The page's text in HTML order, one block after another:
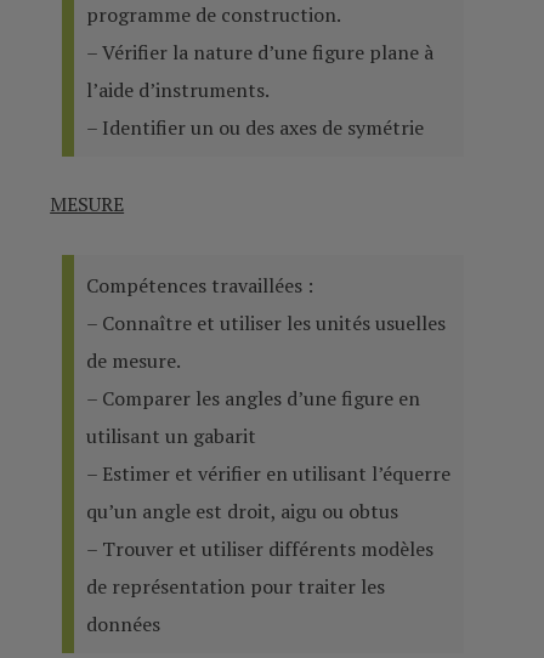
programme de construction.
– Vérifier la nature d’une figure plane à
l’aide d’instruments.
– Identifier un ou des axes de symétrie
MESURE
Compétences travaillées :
– Connaître et utiliser les unités usuelles
de mesure.
– Comparer les angles d’une figure en
utilisant un gabarit
– Estimer et vérifier en utilisant l’équerre
qu’un angle est droit, aigu ou obtus
– Trouver et utiliser différents modèles
de représentation pour traiter les
données